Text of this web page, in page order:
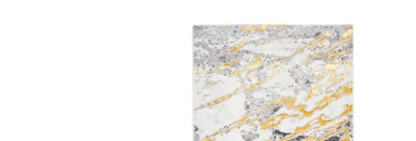
Nicht kategorisiert.
Andere nicht kategorisierte
Alle ablehnen